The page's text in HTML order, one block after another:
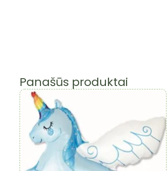
Panašūs produktai